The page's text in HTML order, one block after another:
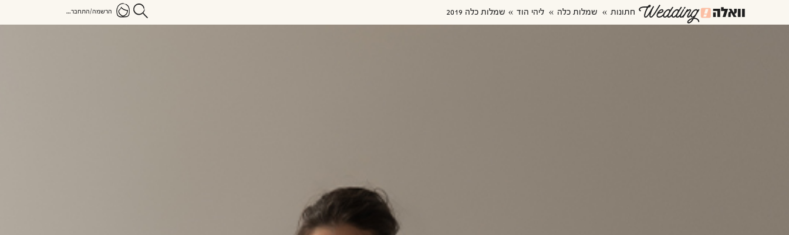
חתונות שמלות כלה ליהי הוד שמלות כלה 2019 הרשמה/התחברות